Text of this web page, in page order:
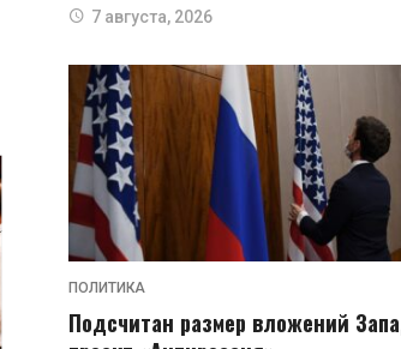
7 августа, 2026
ПОЛИТИКА
Подсчитан размер вложений